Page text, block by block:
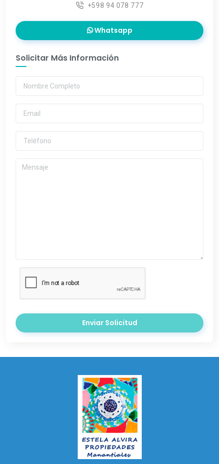
+598 94 078 777
Whatsapp
Solicitar Más Información
Enviar Solicitud